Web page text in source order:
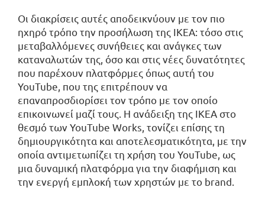
Οι διακρίσεις αυτές αποδεικνύουν με τον πιο
ηχηρό τρόπο την προσήλωση της ΙΚΕΑ: τόσο στις
μεταβαλλόμενες συνήθειες και ανάγκες των
καταναλωτών της, όσο και στις νέες δυνατότητες
που παρέχουν πλατφόρμες όπως αυτή του
YouTube, που της επιτρέπουν να
επαναπροσδιορίσει τον τρόπο με τον οποίο
επικοινωνεί μαζί τους. Η ανάδειξη της ΙΚΕΑ στο
θεσμό των YouTube Works, τονίζει επίσης τη
δημιουργικότητα και αποτελεσματικότητα, με την
οποία αντιμετωπίζει τη χρήση του YouTube, ως
μια δυναμική πλατφόρμα για την διαφήμιση και
την ενεργή εμπλοκή των χρηστών με το brand.